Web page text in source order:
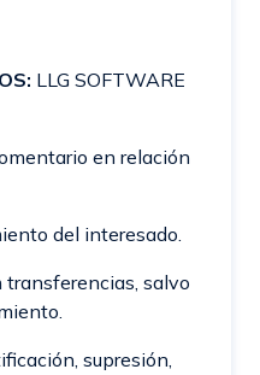
LLG SOFTWARE
en relación
del interesado.
transferencias, salvo
supresión,